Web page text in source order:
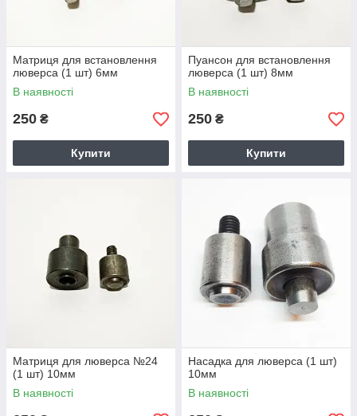
Матриця для встановлення
люверса (1 шт) 6мм
В наявності
250 ₴
Купити
Пуансон для встановлення
люверса (1 шт) 8мм
В наявності
250 ₴
Купити
Матриця для люверса №24
(1 шт) 10мм
В наявності
Насадка для люверса (1 шт)
10мм
В наявності